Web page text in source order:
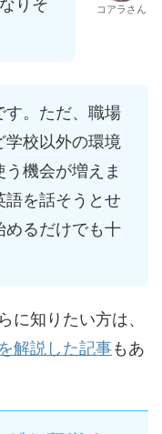
コアラさん
す。ただ、職場
学校以外の環境
機会が増えま
語を話そうとせ
めるだけでも十
に知りたい方は、
解説した記事もあ